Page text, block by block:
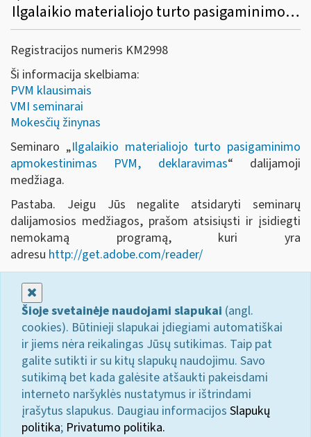
Ilgalaikio materialiojo turto pasigaminimo apmokestinimas PVM, deklaravimas
Registracijos numeris KM2998
Ši informacija skelbiama:
PVM klausimais
VMI seminarai
Mokesčių žinynas
Seminaro „Ilgalaikio materialiojo turto pasigaminimo
apmokestinimas PVM, deklaravimas“ dalijamoji
medžiaga.
Pastaba. Jeigu Jūs negalite atsidaryti seminarų
dalijamosios medžiagos, prašom atsisiųsti ir įsidiegti
nemokamą programą, kuri yra
adresu http://get.adobe.com/reader/
Šioje svetainėje naudojami slapukai (angl.
cookies). Būtinieji slapukai įdiegiami automatiškai
ir jiems nėra reikalingas Jūsų sutikimas. Taip pat
galite sutikti ir su kitų slapukų naudojimu. Savo
sutikimą bet kada galėsite atšaukti pakeisdami
interneto naršyklės nustatymus ir ištrindami
įrašytus slapukus. Daugiau informacijos Slapukų
politika; Privatumo politika.